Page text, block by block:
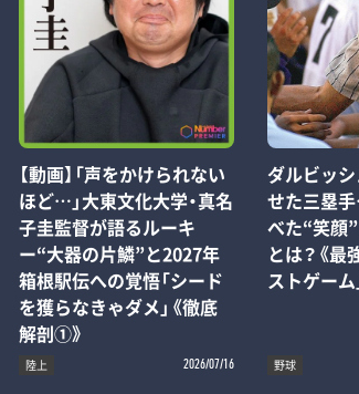
【動画】「声をかけられない
ほど…」大東文化大学・真名
子圭監督が語るルーキ
ー“大器の片鱗”と2027年
箱根駅伝への覚悟「シード
を獲らなきゃダメ」《徹底
解剖①》
陸上 2026/07/16
ダルビッ
せた三塁
べた“笑顔
とは？《最
ストゲーム
野球